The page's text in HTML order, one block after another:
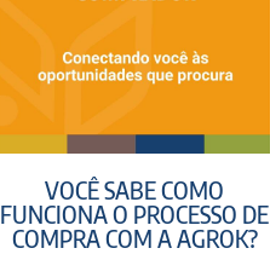
VOCÊ SABE COMO
FUNCIONA O PROCESSO DE
COMPRA COM A AGROK?